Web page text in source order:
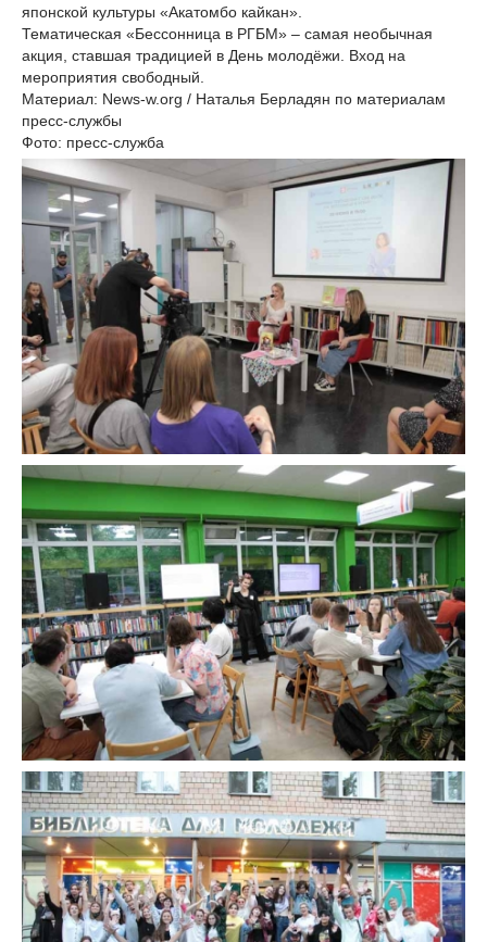
японской культуры «Акатомбо кайкан».
Тематическая «Бессонница в РГБМ» – самая необычная
акция, ставшая традицией в День молодёжи. Вход на
мероприятия свободный.
Материал: News-w.org / Наталья Берладян по материалам
пресс-службы
Фото: пресс-служба